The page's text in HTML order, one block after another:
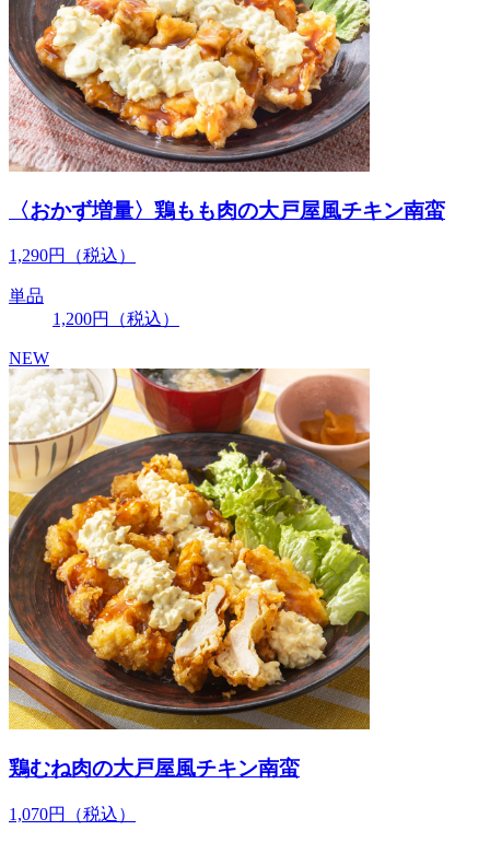
〈おかず増量〉鶏もも肉の大戸屋風チキン南蛮
1,290円 （税込）
単品
1,200円 （税込）
NEW
鶏むね肉の大戸屋風チキン南蛮
1,070円 （税込）